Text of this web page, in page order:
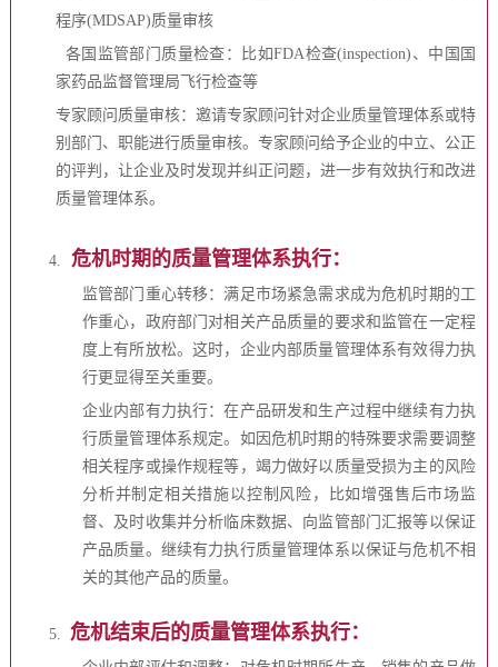
程序(MDSAP)质量审核
各国监管部门质量检查：比如FDA检查(inspection)、中国国
家药品监督管理局飞行检查等
专家顾问质量审核：邀请专家顾问针对企业质量管理体系或特
别部门、职能进行质量审核。专家顾问给予企业的中立、公正
的评判，让企业及时发现并纠正问题，进一步有效执行和改进
质量管理体系。
4. 危机时期的质量管理体系执行：
监管部门重心转移：满足市场紧急需求成为危机时期的工
作重心，政府部门对相关产品质量的要求和监管在一定程
度上有所放松。这时，企业内部质量管理体系有效得力执
行更显得至关重要。
企业内部有力执行：在产品研发和生产过程中继续有力执
行质量管理体系规定。如因危机时期的特殊要求需要调整
相关程序或操作规程等，竭力做好以质量受损为主的风险
分析并制定相关措施以控制风险，比如增强售后市场监
督、及时收集并分析临床数据、向监管部门汇报等以保证
产品质量。继续有力执行质量管理体系以保证与危机不相
关的其他产品的质量。
5. 危机结束后的质量管理体系执行：